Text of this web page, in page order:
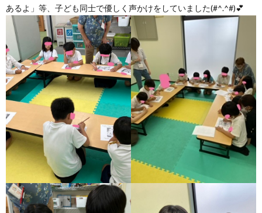
あるよ」等、子ども同士で優しく声かけをしていました(#^.^#)💕